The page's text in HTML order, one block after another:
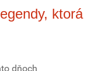
ktorá
dňoch